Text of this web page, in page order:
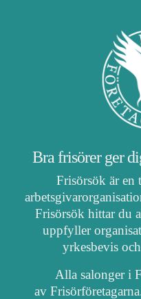
Bra frisörer ger
Frisörsök är en
Frisörsök hittar du
uppfyller
yrkesbevis
Alla salonger i
av